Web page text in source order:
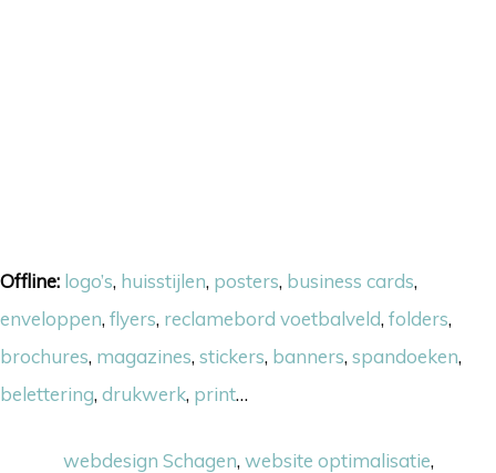
Offline: logo’s, huisstijlen, posters, business cards,
enveloppen, flyers, reclamebord voetbalveld, folders,
brochures, magazines, stickers, banners, spandoeken,
belettering, drukwerk, print…
webdesign Schagen, website optimalisatie,